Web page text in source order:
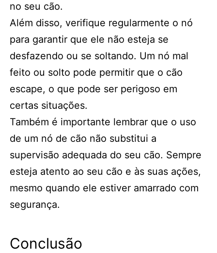
no seu cão.
Além disso, verifique regularmente o nó
para garantir que ele não esteja se
desfazendo ou se soltando. Um nó mal
feito ou solto pode permitir que o cão
escape, o que pode ser perigoso em
certas situações.
Também é importante lembrar que o uso
de um nó de cão não substitui a
supervisão adequada do seu cão. Sempre
esteja atento ao seu cão e às suas ações,
mesmo quando ele estiver amarrado com
segurança.
Conclusão